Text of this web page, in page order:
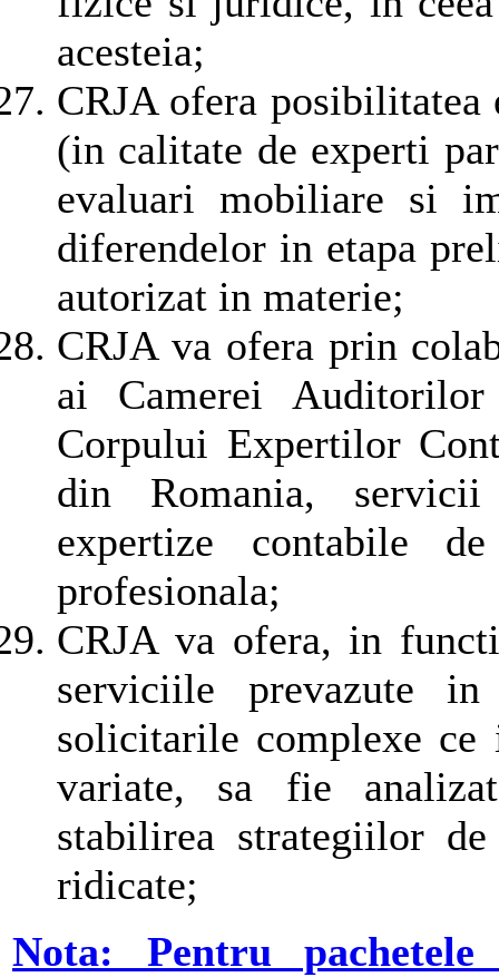
acesteia;
CRJA ofera
(in calitate de experti
evaluari mobiliare si
diferendelor in etapa
autorizat in materie;
CRJA va ofera prin
ai Camerei
Corpului Expertilor
din Romania,
expertize contabile
profesionala;
CRJA va ofera, in
serviciile prevazute
solicitarile complexe ce
variate, sa fie
stabilirea strategiilor
ridicate;
Nota: Pentru pachetele